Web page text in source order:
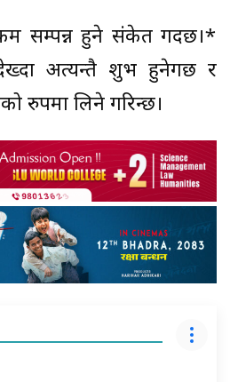
सम्पन्न हुने संकेत गर्दछ।*
अत्यन्तै शुभ हुनेगर्छ र
रुपमा लिने गरिन्छ।